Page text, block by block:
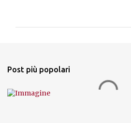
i
Post più popolari